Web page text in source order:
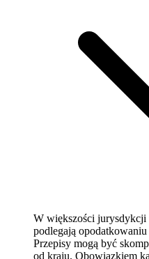
W większości
podlegają
Przepisy mogą być
od kraju. Obowiązkiem